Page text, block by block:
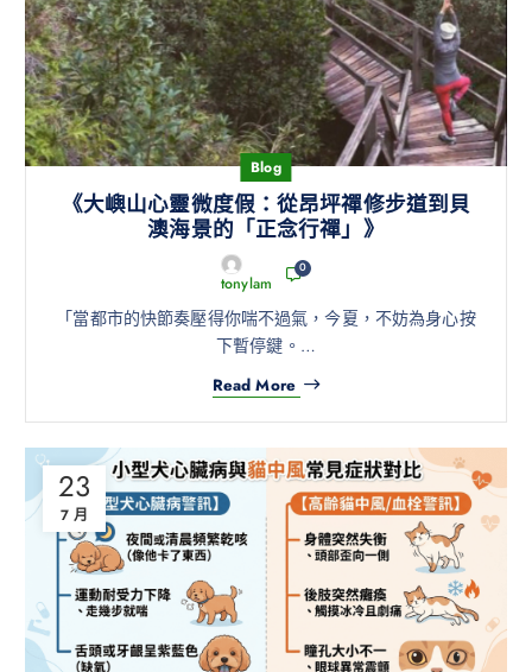
Blog
《大嶼山心靈微度假：從昂坪禪修步道到貝
澳海景的「正念行禪」》
tonylam
0
「當都市的快節奏壓得你喘不過氣，今夏，不妨為身心按
下暫停鍵。…
Read More
23
7 月